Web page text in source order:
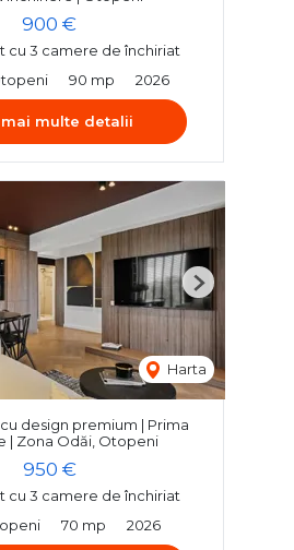
900 €
cu 3 camere de închiriat
90 mp 2026
mai multe detalii
Harta
Next
design premium | Prima
| Zona Odăi, Otopeni
950 €
cu 3 camere de închiriat
70 mp 2026